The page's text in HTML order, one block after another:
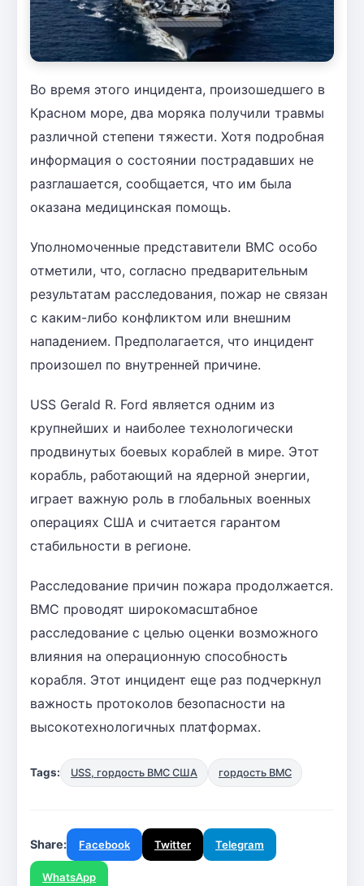
Во время этого инцидента, произошедшего в
Красном море, два моряка получили травмы
различной степени тяжести. Хотя подробная
информация о состоянии пострадавших не
разглашается, сообщается, что им была
оказана медицинская помощь.
Уполномоченные представители ВМС особо
отметили, что, согласно предварительным
результатам расследования, пожар не связан
с каким-либо конфликтом или внешним
нападением. Предполагается, что инцидент
произошел по внутренней причине.
USS Gerald R. Ford является одним из
крупнейших и наиболее технологически
продвинутых боевых кораблей в мире. Этот
корабль, работающий на ядерной энергии,
играет важную роль в глобальных военных
операциях США и считается гарантом
стабильности в регионе.
Расследование причин пожара продолжается.
ВМС проводят широкомасштабное
расследование с целью оценки возможного
влияния на операционную способность
корабля. Этот инцидент еще раз подчеркнул
важность протоколов безопасности на
высокотехнологичных платформах.
Tags: USS, гордость ВМС США гордость ВМС
Share: Facebook Twitter Telegram
WhatsApp